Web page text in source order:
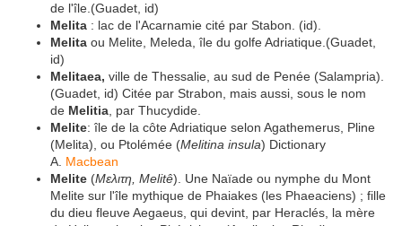
de l'île.(Guadet, id)
Melita : lac de l'Acarnamie cité par Stabon. (id).
Melita ou Melite, Meleda, île du golfe Adriatique.(Guadet,
id)
Melitaea, ville de Thessalie, au sud de Penée (Salampria).
(Guadet, id) Citée par Strabon, mais aussi, sous le nom
de Melitia , par Thucydide.
Melite: île de la côte Adriatique selon Agathemerus, Pline
(Melita), ou Ptolémée (Melitina insula) Dictionary
A. Macbean
Melite (Μελιτη, Melitê). Une Naïade ou nymphe du Mont
Melite sur l'île mythique de Phaiakes (les Phaeaciens) ; fille
du dieu fleuve Aegaeus, qui devint, par Heraclés, la mère